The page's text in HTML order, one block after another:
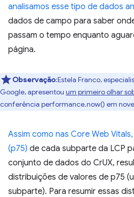
analisamos esse tipo de dados
dados de campo para saber
passam o tempo enquanto
página.
Observação:Estela Franco,
Google, apresentou um primeiro olhar
conferência performance.now() em
Assim como nas Core Web
(p75) de cada subparte da LCP
conjunto de dados do CrUX,
distribuições de valores de p75
subparte). Para resumir essas